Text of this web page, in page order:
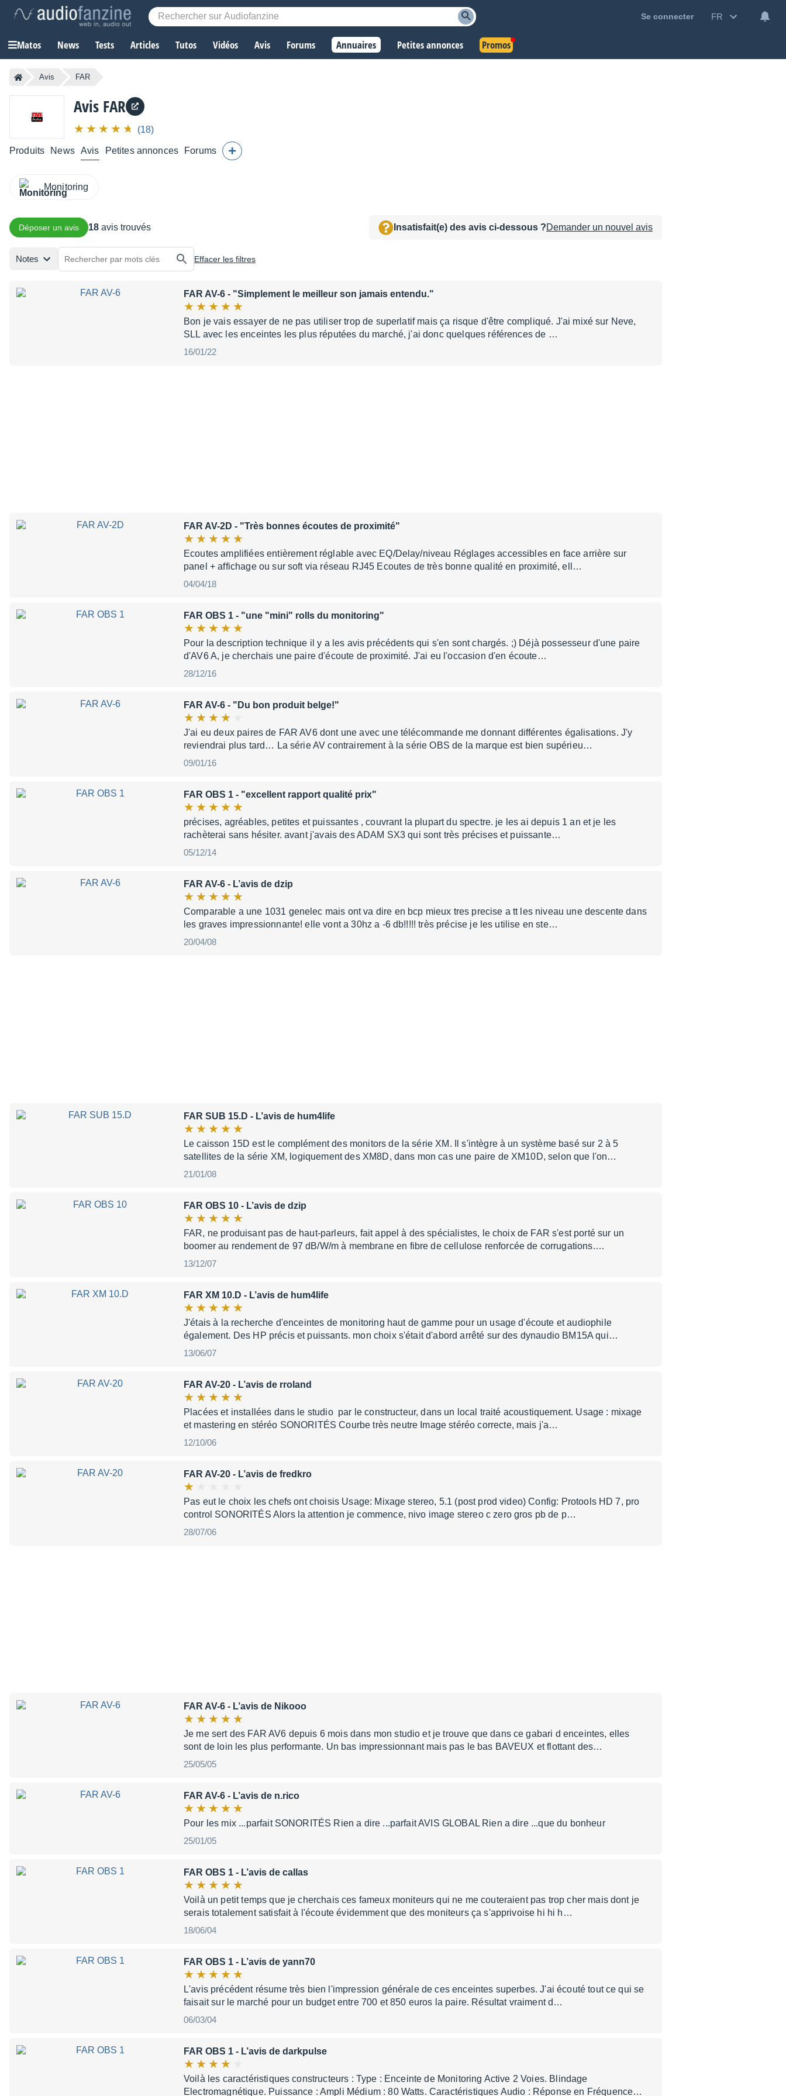
Se connecter FR
Matos News Tests Articles Tutos Vidéos Avis Forums Annuaires Petites annonces Promos
Avis FAR
Avis FAR
(18)
Produits News Avis Petites annonces Forums
Monitoring
Déposer un avis 18 avis trouvés Insatisfait(e) des avis ci-dessous ?Demander un nouvel avis
Notes Effacer les filtres
FAR AV-6 - "Simplement le meilleur son jamais entendu."
Bon je vais essayer de ne pas utiliser trop de superlatif mais ça risque d'être compliqué. J'ai mixé sur Neve,
SLL avec les enceintes les plus réputées du marché, j'ai donc quelques références de …
16/01/22
FAR AV-2D - "Très bonnes écoutes de proximité"
Ecoutes amplifiées entièrement réglable avec EQ/Delay/niveau Réglages accessibles en face arrière sur
panel + affichage ou sur soft via réseau RJ45 Ecoutes de très bonne qualité en proximité, ell…
04/04/18
FAR OBS 1 - "une "mini" rolls du monitoring"
Pour la description technique il y a les avis précédents qui s'en sont chargés. ;) Déjà possesseur d'une paire
d'AV6 A, je cherchais une paire d'écoute de proximité. J'ai eu l'occasion d'en écoute…
28/12/16
FAR AV-6 - "Du bon produit belge!"
J'ai eu deux paires de FAR AV6 dont une avec une télécommande me donnant différentes égalisations. J'y
reviendrai plus tard… La série AV contrairement à la série OBS de la marque est bien supérieu…
09/01/16
FAR OBS 1 - "excellent rapport qualité prix"
précises, agréables, petites et puissantes , couvrant la plupart du spectre. je les ai depuis 1 an et je les
rachèterai sans hésiter. avant j'avais des ADAM SX3 qui sont très précises et puissante…
05/12/14
FAR AV-6 - L’avis de dzip
Comparable a une 1031 genelec mais ont va dire en bcp mieux tres precise a tt les niveau une descente dans
les graves impressionnante! elle vont a 30hz a -6 db!!!!! très précise je les utilise en ste…
20/04/08
FAR SUB 15.D - L’avis de hum4life
Le caisson 15D est le complément des monitors de la série XM. Il s'intègre à un système basé sur 2 à 5
satellites de la série XM, logiquement des XM8D, dans mon cas une paire de XM10D, selon que l'on…
21/01/08
FAR OBS 10 - L’avis de dzip
FAR, ne produisant pas de haut-parleurs, fait appel à des spécialistes, le choix de FAR s'est porté sur un
boomer au rendement de 97 dB/W/m à membrane en fibre de cellulose renforcée de corrugations.…
13/12/07
FAR XM 10.D - L’avis de hum4life
J'étais à la recherche d'enceintes de monitoring haut de gamme pour un usage d'écoute et audiophile
également. Des HP précis et puissants. mon choix s'était d'abord arrêté sur des dynaudio BM15A qui…
13/06/07
FAR AV-20 - L’avis de rroland
Placées et installées dans le studio par le constructeur, dans un local traité acoustiquement. Usage : mixage
et mastering en stéréo SONORITÉS Courbe très neutre Image stéréo correcte, mais j'a…
12/10/06
FAR AV-20 - L’avis de fredkro
Pas eut le choix les chefs ont choisis Usage: Mixage stereo, 5.1 (post prod video) Config: Protools HD 7, pro
control SONORITÉS Alors la attention je commence, nivo image stereo c zero gros pb de p…
28/07/06
FAR AV-6 - L’avis de Nikooo
Je me sert des FAR AV6 depuis 6 mois dans mon studio et je trouve que dans ce gabari d enceintes, elles
sont de loin les plus performante. Un bas impressionnant mais pas le bas BAVEUX et flottant des…
25/05/05
FAR AV-6 - L’avis de n.rico
Pour les mix ...parfait SONORITÉS Rien a dire ...parfait AVIS GLOBAL Rien a dire ...que du bonheur
25/01/05
FAR OBS 1 - L’avis de callas
Voilà un petit temps que je cherchais ces fameux moniteurs qui ne me couteraient pas trop cher mais dont je
serais totalement satisfait à l'écoute évidemment que des moniteurs ça s'apprivoise hi hi h…
18/06/04
FAR OBS 1 - L’avis de yann70
L'avis précédent résume très bien l'impression générale de ces enceintes superbes. J'ai écouté tout ce qui se
faisait sur le marché pour un budget entre 700 et 850 euros la paire. Résultat vraiment d…
06/03/04
FAR OBS 1 - L’avis de darkpulse
Voilà les caractéristiques constructeurs : Type : Enceinte de Monitoring Active 2 Voies. Blindage
Electromagnétique. Puissance : Ampli Médium : 80 Watts. Caractéristiques Audio : Réponse en Fréquence…